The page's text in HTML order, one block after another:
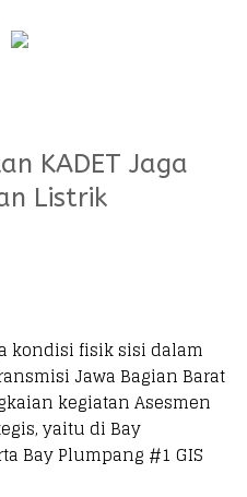
KADET Jaga
Listrik
kondisi fisik sisi dalam
Jawa Bagian Barat
kegiatan Asesmen
yaitu di Bay
Bay Plumpang #1 GIS